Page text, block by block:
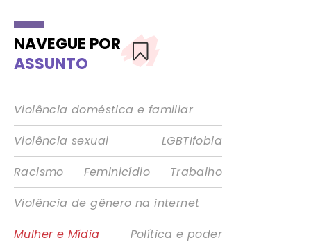
NAVEGUE POR
ASSUNTO
Violência doméstica e familiar
Violência sexual
|
LGBTIfobia
Racismo
| Feminicídio |
Trabalho
Violência de gênero na internet
Mulher e Mídia
|
Política e poder